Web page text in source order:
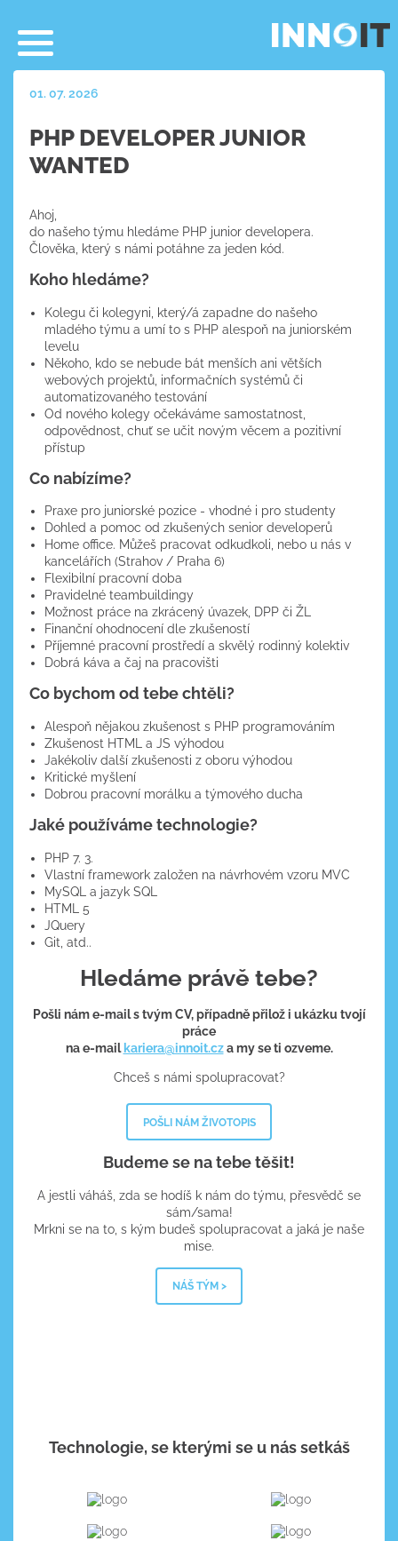
01. 07. 2026
PHP DEVELOPER JUNIOR
WANTED
Ahoj,
do našeho týmu hledáme PHP junior developera.
Člověka, který s námi potáhne za jeden kód.
Koho hledáme?
Kolegu či kolegyni, který/á zapadne do našeho
mladého týmu a umí to s PHP alespoň na juniorském
levelu
Někoho, kdo se nebude bát menších ani větších
webových projektů, informačních systémů či
automatizovaného testování
Od nového kolegy očekáváme samostatnost,
odpovědnost, chuť se učit novým věcem a pozitivní
přístup
Co nabízíme?
Praxe pro juniorské pozice - vhodné i pro studenty
Dohled a pomoc od zkušených senior developerů
Home office. Můžeš pracovat odkudkoli, nebo u nás v
kancelářích (Strahov / Praha 6)
Flexibilní pracovní doba
Pravidelné teambuildingy
Možnost práce na zkrácený úvazek, DPP či ŽL
Finanční ohodnocení dle zkušeností
Příjemné pracovní prostředí a skvělý rodinný kolektiv
Dobrá káva a čaj na pracovišti
Co bychom od tebe chtěli?
Alespoň nějakou zkušenost s PHP programováním
Zkušenost HTML a JS výhodou
Jakékoliv další zkušenosti z oboru výhodou
Kritické myšlení
Dobrou pracovní morálku a týmového ducha
Jaké používáme technologie?
PHP 7. 3.
Vlastní framework založen na návrhovém vzoru MVC
MySQL a jazyk SQL
HTML 5
JQuery
Git, atd..
Hledáme právě tebe?
Pošli nám e-mail s tvým CV, případně přilož i ukázku tvojí
práce
na e-mail kariera@innoit.cza my se ti ozveme.
Chceš s námi spolupracovat?
POŠLI NÁM ŽIVOTOPIS
Budeme se na tebe těšit!
A jestli váháš, zda se hodíš k nám do týmu, přesvědč se
sám/sama!
Mrkni se na to, s kým budeš spolupracovat a jaká je naše
mise.
NÁŠ TÝM >
Technologie, se kterými se u nás setkáš